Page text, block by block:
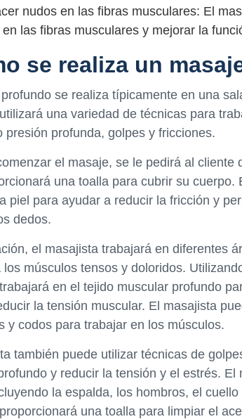
nudos en las fibras musculares: El
en las fibras musculares y mejorar la
se realiza un
se realiza típicamente en una
una variedad de técnicas para
presión profunda, golpes y fricciones.
el masaje, se le pedirá al
una toalla para cubrir su
piel para ayudar a reducir la fricción y
dedos.
el masajista trabajará en diferentes
los músculos tensos y doloridos.
en el tejido muscular profundo
la tensión muscular. El masajista
y codos para trabajar en los músculos.
también puede utilizar técnicas de
y reducir la tensión y el estrés.
la espalda, los hombros, el
una toalla para limpiar el